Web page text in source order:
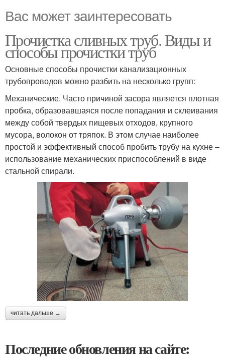
Вас может заинтересовать
Прочистка сливных труб. Виды и
способы прочистки труб
Основные способы прочистки канализационных
трубопроводов можно разбить на несколько групп:
Механические. Часто причиной засора является плотная
пробка, образовавшаяся после попадания и склеивания
между собой твердых пищевых отходов, крупного
мусора, волокон от тряпок. В этом случае наиболее
простой и эффективный способ пробить трубу на кухне –
использование механических приспособлений в виде
стальной спирали.
читать дальше →
Последние обновления на сайте: